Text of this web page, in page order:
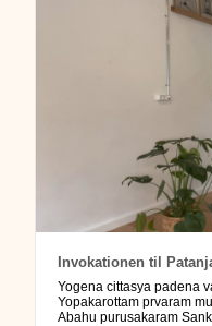
Invokationen til
Yogena cittasya padena
Yopakarottam prvaram
Abahu purusakaram